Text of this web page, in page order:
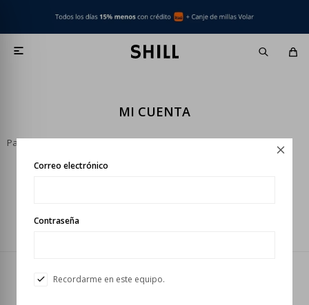

Correo electrónico
Contraseña
Recordarme en este equipo.

MI CUENTA
Para acceder a esta sección debesiniciar sesión.
Newsletter